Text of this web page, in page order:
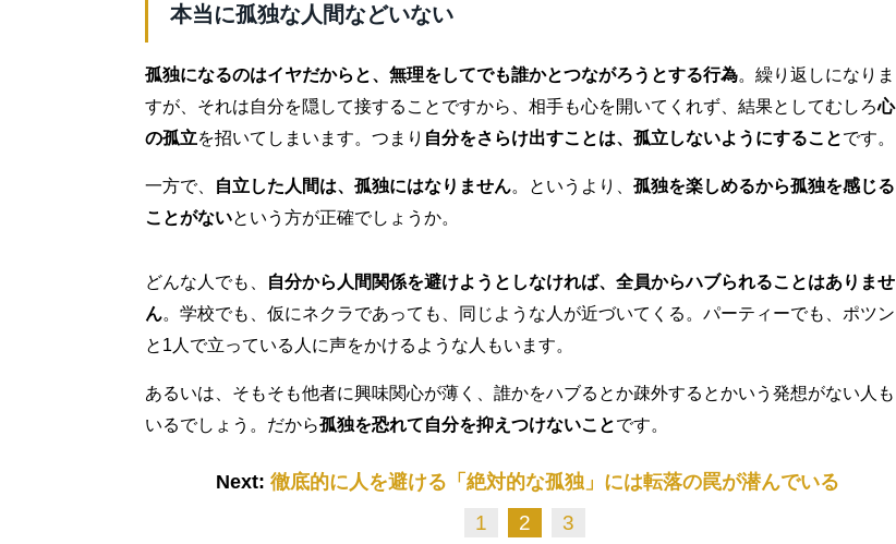
本当に孤独な人間などいない
孤独になるのはイヤだからと、無理をしてでも誰かとつながろうとする行為。繰り返しになりま
すが、それは自分を隠して接することですから、相手も心を開いてくれず、結果としてむしろ心
の孤立を招いてしまいます。つまり 自分をさらけ出すことは、孤立しないようにすることです。
一方で、 自立した人間は、孤独にはなりません。というより、 孤独を楽しめるから孤独を感じる
ことがないという方が正確でしょうか。
どんな人でも、
自分から人間関係を避けようとしなければ、全員からハブられることはありませ
ん。学校でも、仮にネクラであっても、同じような人が近づいてくる。パーティーでも、ポツン
と1人で立っている人に声をかけるような人もいます。
あるいは、そもそも他者に興味関心が薄く、誰かをハブるとか疎外するとかいう発想がない人も
いるでしょう。だから孤独を恐れて自分を抑えつけないことです。
Next: 徹底的に人を避ける「絶対的な孤独」には転落の罠が潜んでいる
1 2 3